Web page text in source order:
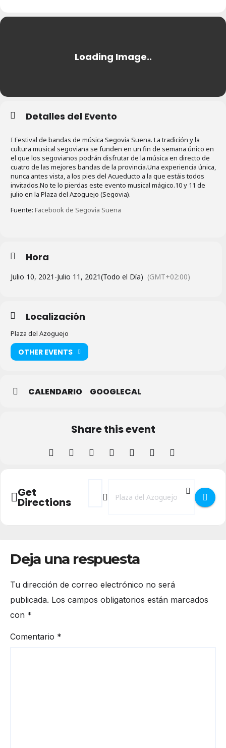
Detalles del Evento
I Festival de bandas de música Segovia Suena. La tradición y la
cultura musical segoviana se funden en un fin de semana único en
el que los segovianos podrán disfrutar de la música en directo de
cuatro de las mejores bandas de la provincia.Una experiencia única,
nunca antes vista, a los pies del Acueducto a la que estáis todos
invitados.No te lo pierdas este evento musical mágico.10 y 11 de
julio en la Plaza del Azoguejo (Segovia).
Fuente: Facebook de Segovia Suena
Hora
Julio 10, 2021 -Julio 11, 2021(Todo el Día) (GMT+02:00)
Localización
Plaza del Azoguejo
OTHER EVENTS
CALENDARIO GOOGLECAL
Share this event
Get
Directions
Address - I Festival de bandas de música
Destination Address - I Festival
Deja una respuesta
Tu dirección de correo electrónico no será
publicada. Los campos obligatorios están marcados
con *
Comentario *